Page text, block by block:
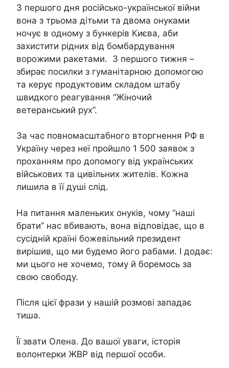
З першого дня російсько-української війни
вона з трьома дітьми та двома онуками
ночує в одному з бункерів Києва, аби
захистити рідних від бомбардування
ворожими ракетами. З першого тижня –
збирає посилки з гуманітарною допомогою
та керує продуктовим складом штабу
швидкого реагування “Жіночий
ветеранський рух”.
За час повномасштабного вторгнення РФ в
Україну через неї пройшло 1 500 заявок з
проханням про допомогу від українських
військових та цивільних жителів. Кожна
лишила в її душі слід.
На питання маленьких онуків, чому “наші
брати” нас вбивають, вона відповідає, що в
сусідній країні божевільний президент
вирішив, що ми будемо його рабами. І додає:
ми цього не хочемо, тому й боремось за
свою свободу.
Після цієї фрази у нашій розмові западає
тиша.
Її звати Олена. До вашої уваги, історія
волонтерки ЖВР від першої особи.